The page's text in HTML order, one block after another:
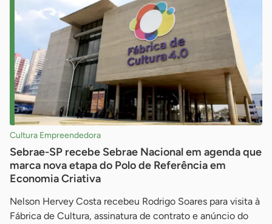
Cultura Empreendedora
Sebrae-SP recebe Sebrae Nacional em agenda que
marca nova etapa do Polo de Referência em
Economia Criativa
Nelson Hervey Costa recebeu Rodrigo Soares para visita à
Fábrica de Cultura, assinatura de contrato e anúncio do